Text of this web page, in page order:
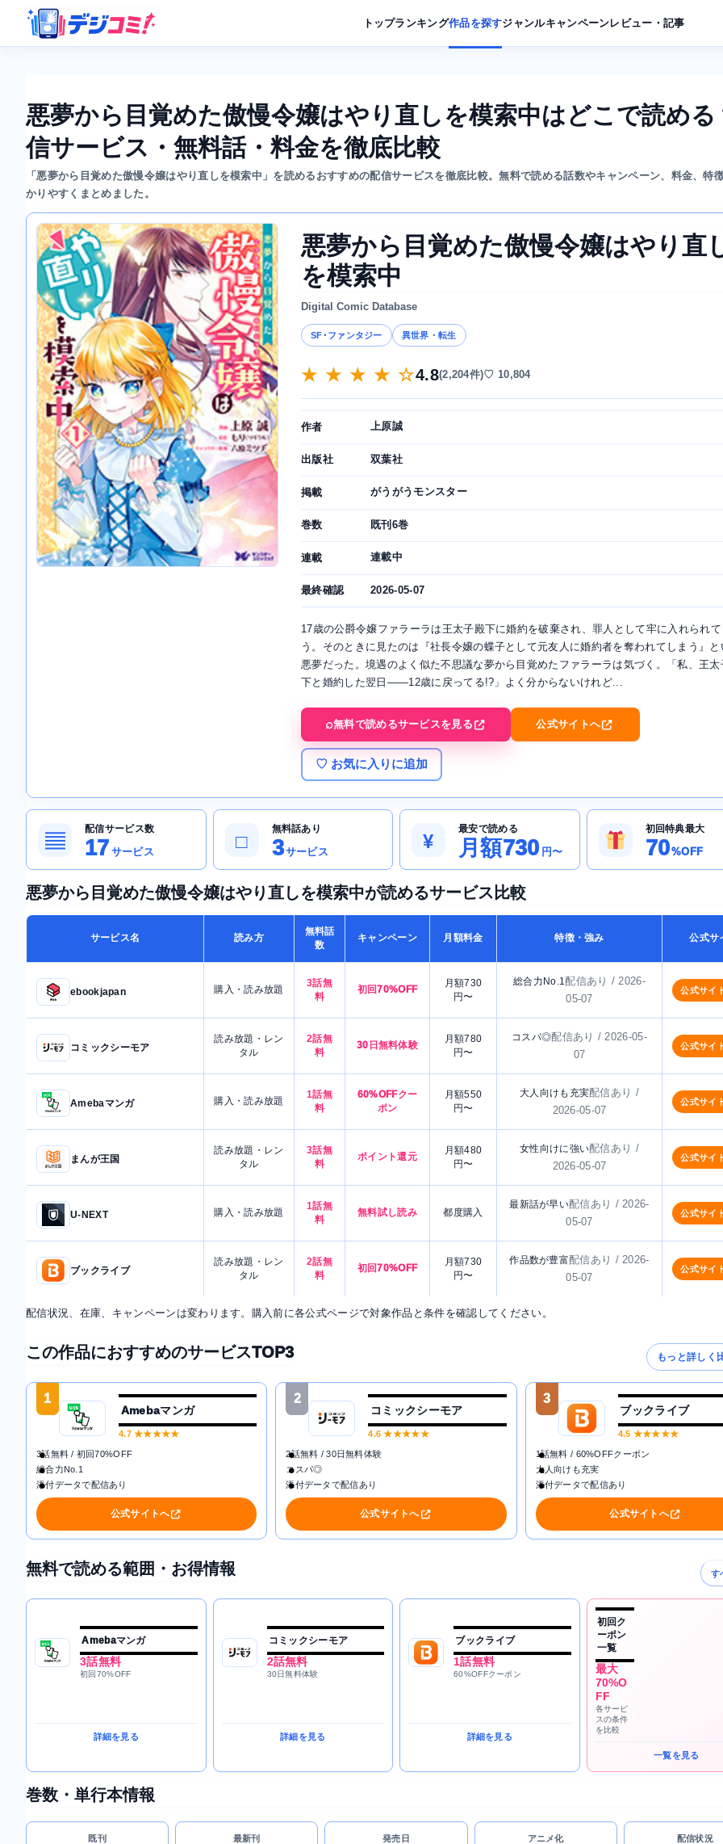
トップランキング作品を探すジャンルキャンペーンレビュー・記事
悪夢から目覚めた傲慢令嬢はやり直しを模索中はどこで読める
信サービス・無料話・料金を徹底比較
「悪夢から目覚めた傲慢令嬢はやり直しを模索中」を読めるおすすめの配信サービスを徹底比較。無料で読める話数やキャンペーン、料金、特
かりやすくまとめました。
悪夢から目覚めた傲慢令嬢はやり直
を模索中
Digital Comic Database
SF･ファンタジー 異世界・転生
★ ★ ★ ★ ☆4.8(2,204件)♡ 10,804
作者 上原誠
出版社 双葉社
掲載 がうがうモンスター
巻数 既刊6巻
連載 連載中
最終確認 2026-05-07
17歳の公爵令嬢ファラーラは王太子殿下に婚約を破棄され、罪人として牢に入れられ
う。そのときに見たのは『社長令嬢の蝶子として元友人に婚約者を奪われてしまう』と
悪夢だった。境遇のよく似た不思議な夢から目覚めたファラーラは気づく。「私、王太
下と婚約した翌日――12歳に戻ってる!?」よく分からないけれど...
無料で読めるサービスを見る 公式サイトへ
♡ お気に入りに追加
▤
配信サービス数
17 サービス □
無料話あり
3サービス ¥
最安で読める
月額730 円〜
初回特典最大
70%OFF
悪夢から目覚めた傲慢令嬢はやり直しを模索中が読めるサービス比較
サービス名 読み方
無料話
数
キャンペーン 月額料金 特徴・強み 公式サ
ebookjapan 購入・読み放題
3話無
料
初回70%OFF
月額730
円〜
総合力No.1配信あり / 2026-
05-07
公式サイ
コミックシーモア
読み放題・レン
タル
2話無
料
30日無料体験
月額780
円〜
コスパ◎配信あり / 2026-05-
07
公式サイ
Amebaマンガ 購入・読み放題
1話無
料
60%OFFクー
ポン
月額550
円〜
大人向けも充実配信あり /
2026-05-07
公式サイ
まんが王国
読み放題・レン
タル
3話無
料
ポイント還元
月額480
円〜
女性向けに強い配信あり /
2026-05-07
公式サイ
U-NEXT 購入・読み放題
1話無
料
無料試し読み 都度購入
最新話が早い配信あり / 2026-
05-07
公式サイ
ブックライブ
読み放題・レン
タル
2話無
料
初回70%OFF
月額730
円〜
作品数が豊富配信あり / 2026-
05-07
公式サイ
配信状況、在庫、キャンペーンは変わります。購入前に各公式ページで対象作品と条件を確認してください。
この作品におすすめのサービスTOP3 もっと詳しく
1
Amebaマンガ
4.7★★★★★
3話無料 / 初回70%OFF
総合力No.1
添付データで配信あり
公式サイトへ
2
コミックシーモア
4.6 ★★★★★
2話無料 / 30日無料体験
コスパ◎
添付データで配信あり
公式サイトへ
3
ブックライブ
4.5 ★★★★★
1話無料 / 60%OFFクーポン
大人向けも充実
添付データで配信あり
公式サイトへ
無料で読める範囲・お得情報 す
Amebaマンガ
3話無料
初回70%OFF
詳細を見る
コミックシーモア
2話無料
30日無料体験
詳細を見る
ブックライブ
1話無料
60%OFFクーポン
詳細を見る
初回ク
ーポン
一覧
最大
70%O
FF
各サービ
スの条件
を比較
一覧を見る
巻数・単行本情報
既刊 最新刊 発売日 アニメ化 配信状況